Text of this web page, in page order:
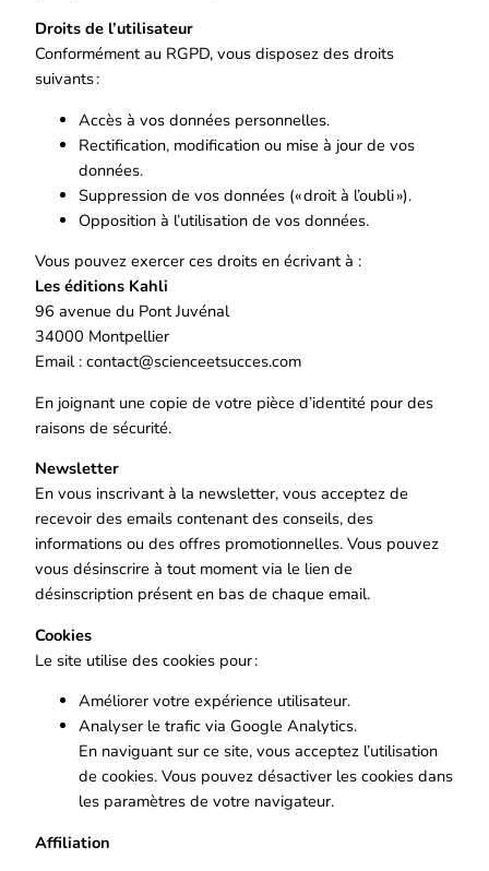
Droits de l’utilisateur
Conformément au RGPD, vous disposez des droits
suivants :
Accès à vos données personnelles.
Rectification, modification ou mise à jour de vos
données.
Suppression de vos données (« droit à l’oubli »).
Opposition à l’utilisation de vos données.
Vous pouvez exercer ces droits en écrivant à :
Les éditions Kahli
96 avenue du Pont Juvénal
34000 Montpellier
Email : contact@scienceetsucces.com
En joignant une copie de votre pièce d’identité pour des
raisons de sécurité.
Newsletter
En vous inscrivant à la newsletter, vous acceptez de
recevoir des emails contenant des conseils, des
informations ou des offres promotionnelles. Vous pouvez
vous désinscrire à tout moment via le lien de
désinscription présent en bas de chaque email.
Cookies
Le site utilise des cookies pour :
Améliorer votre expérience utilisateur.
Analyser le trafic via Google Analytics.
En naviguant sur ce site, vous acceptez l’utilisation
de cookies. Vous pouvez désactiver les cookies dans
les paramètres de votre navigateur.
Affiliation